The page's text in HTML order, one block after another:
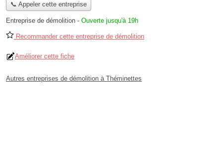
📞 Appeler cette entreprise
Entreprise de démolition - Ouverte jusqu'à 19h
Recommander cette entreprise de démolition
Améliorer cette fiche
Autres entreprises de démolition à Théminettes